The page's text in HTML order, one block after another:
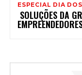
ESPECIAL DIA
SOLUÇÕES DA